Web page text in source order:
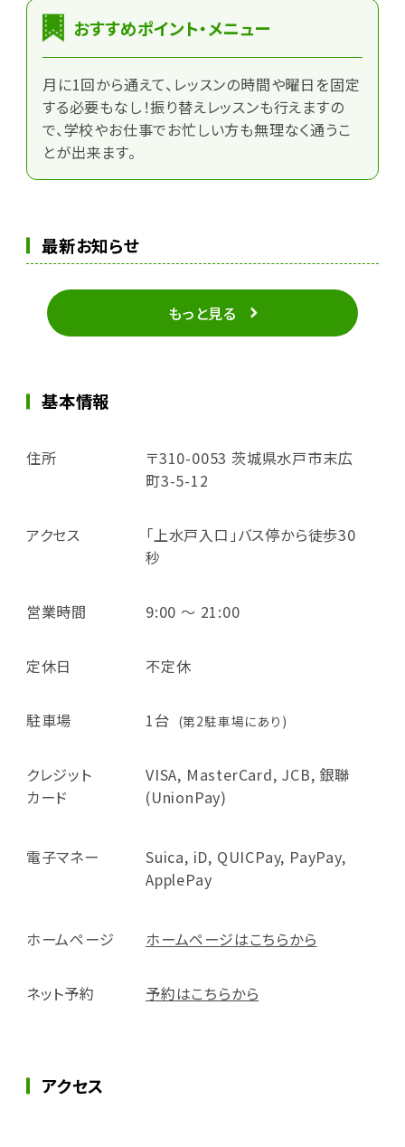
おすすめポイント・メニュー
月に1回から通えて、レッスンの時間や曜日を固定
する必要もなし！振り替えレッスンも行えますの
で、学校やお仕事でお忙しい方も無理なく通うこ
とが出来ます。
最新お知らせ
もっと見る
基本情報
住所
〒310-0053 茨城県水戸市末広
町3-5-12
アクセス
「上水戸入口」バス停から徒歩30
秒
営業時間 9:00 ～ 21:00
定休日 不定休
駐車場 1台 (第2駐車場にあり)
クレジット
カード
VISA, MasterCard, JCB, 銀聯
(UnionPay)
電子マネー
Suica, iD, QUICPay, PayPay,
ApplePay
ホームページ ホームページはこちらから
ネット予約 予約はこちらから
アクセス